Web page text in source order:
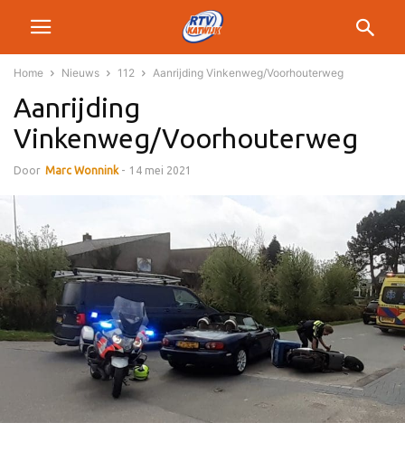
Home Nieuws 112 Aanrijding Vinkenweg/Voorhouterweg
Aanrijding
Vinkenweg/Voorhouterweg
Door Marc Wonnink - 14 mei 2021